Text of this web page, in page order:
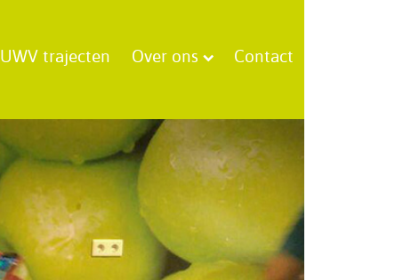
UWV trajecten Over ons Contact